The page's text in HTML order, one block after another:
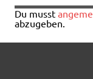
Du musst
abzugeben.